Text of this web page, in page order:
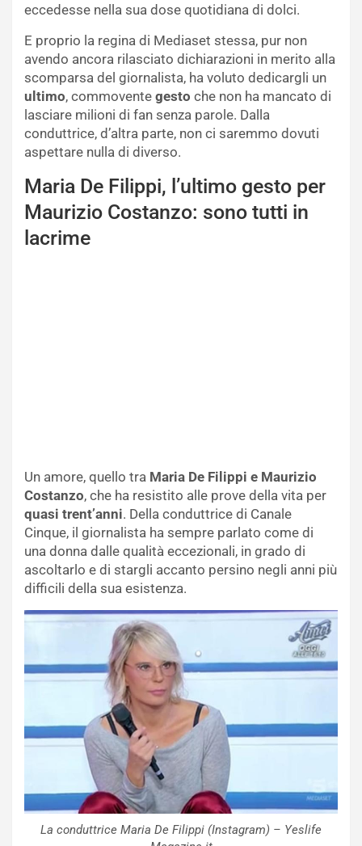
eccedesse nella sua dose quotidiana di dolci.
E proprio la regina di Mediaset stessa, pur non
avendo ancora rilasciato dichiarazioni in merito alla
scomparsa del giornalista, ha voluto dedicargli un
ultimo, commovente gesto che non ha mancato di
lasciare milioni di fan senza parole. Dalla
conduttrice, d’altra parte, non ci saremmo dovuti
aspettare nulla di diverso.
Maria De Filippi, l’ultimo gesto per
Maurizio Costanzo: sono tutti in
lacrime
Un amore, quello tra Maria De Filippi e Maurizio
Costanzo, che ha resistito alle prove della vita per
quasi trent’anni. Della conduttrice di Canale
Cinque, il giornalista ha sempre parlato come di
una donna dalle qualità eccezionali, in grado di
ascoltarlo e di stargli accanto persino negli anni più
difficili della sua esistenza.
La conduttrice Maria De Filippi (Instagram) – Yeslife